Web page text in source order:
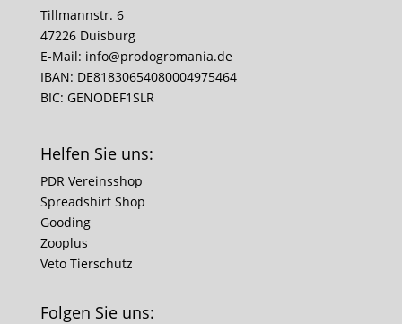
Tillmannstr. 6
47226 Duisburg
E-Mail: info@prodogromania.de
IBAN: DE81830654080004975464
BIC: GENODEF1SLR
Helfen Sie uns:
PDR Vereinsshop
Spreadshirt Shop
Gooding
Zooplus
Veto Tierschutz
Folgen Sie uns: